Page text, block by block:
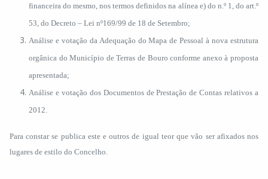
financeira do mesmo, nos termos definidos na alínea e) do n.º 1, do art.º
53, do Decreto – Lei nº169/99 de 18 de Setembro;
Análise e votação da Adequação do Mapa de Pessoal à nova estrutura
orgânica do Município de Terras de Bouro conforme anexo à proposta
apresentada;
Análise e votação dos Documentos de Prestação de Contas relativos a
2012.
Para constar se publica este e outros de igual teor que vão ser afixados nos
lugares de estilo do Concelho.